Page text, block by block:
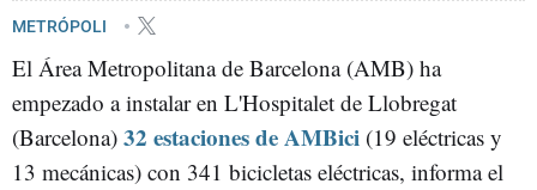
MOVILIDAD
METRÓPOLI
El Área Metropolitana de Barcelona (AMB) ha
empezado a instalar en L'Hospitalet de Llobregat
(Barcelona) 32 estaciones de AMBici (19 eléctricas y
13 mecánicas) con 341 bicicletas eléctricas, informa el